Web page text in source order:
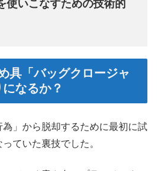
使いこなすための技術的
具「バッグクロージャ
なるか？
」から脱却するために最初に試
ていた裏技でした。